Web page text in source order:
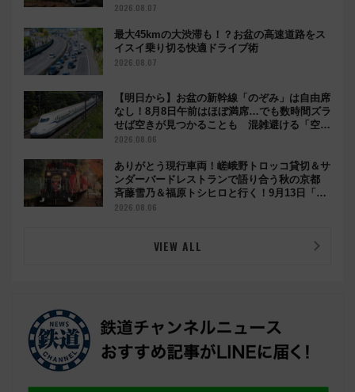
2026.08.07
最大45kmの大渋滞も！？お盆の高速道路をス
イスイ乗り切る快適ドライブ術
2026.08.07
【明日から】お盆の新幹線「のぞみ」は自由席
なし！8月8日午前はほぼ満席…でも数時間ズラ
せば空きが見つかることも 混雑避ける「空
席」探しのコツ
2026.08.06
ありがとう現行車両！嵯峨野トロッコ貸切＆サ
ンダーバードレストランで語り合う秋の京都
斉藤雪乃＆福原トシヒロと行く！9月13日「京
都の鉄道満喫ツアー」開催
2026.08.06
VIEW ALL